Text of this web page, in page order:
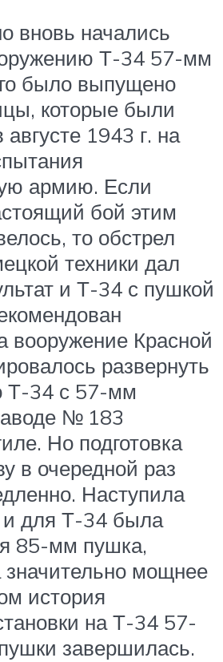
вновь начались
Т-34 57-мм
было выпущено
которые были
1943 г. на
армию. Если
бой этим
то обстрел
техники дал
и Т-34 с пушкой
вооружение Красной
развернуть
Т-34 с 57-мм
№ 183
Но подготовка
в очередной раз
Наступила
и для Т-34 была
85-мм пушка,
значительно мощнее
история
на Т-34 57-
завершилась.